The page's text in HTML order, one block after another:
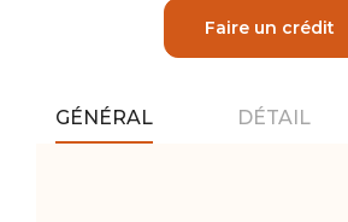
Faire un crédit
GÉNÉRAL DÉTAIL